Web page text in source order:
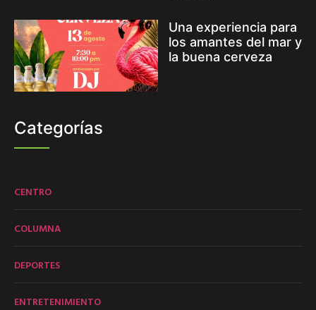
Una experiencia para
los amantes del mar y
la buena cerveza
Categorías
CENTRO
COLUMNA
DEPORTES
ENTRETENIMIENTO